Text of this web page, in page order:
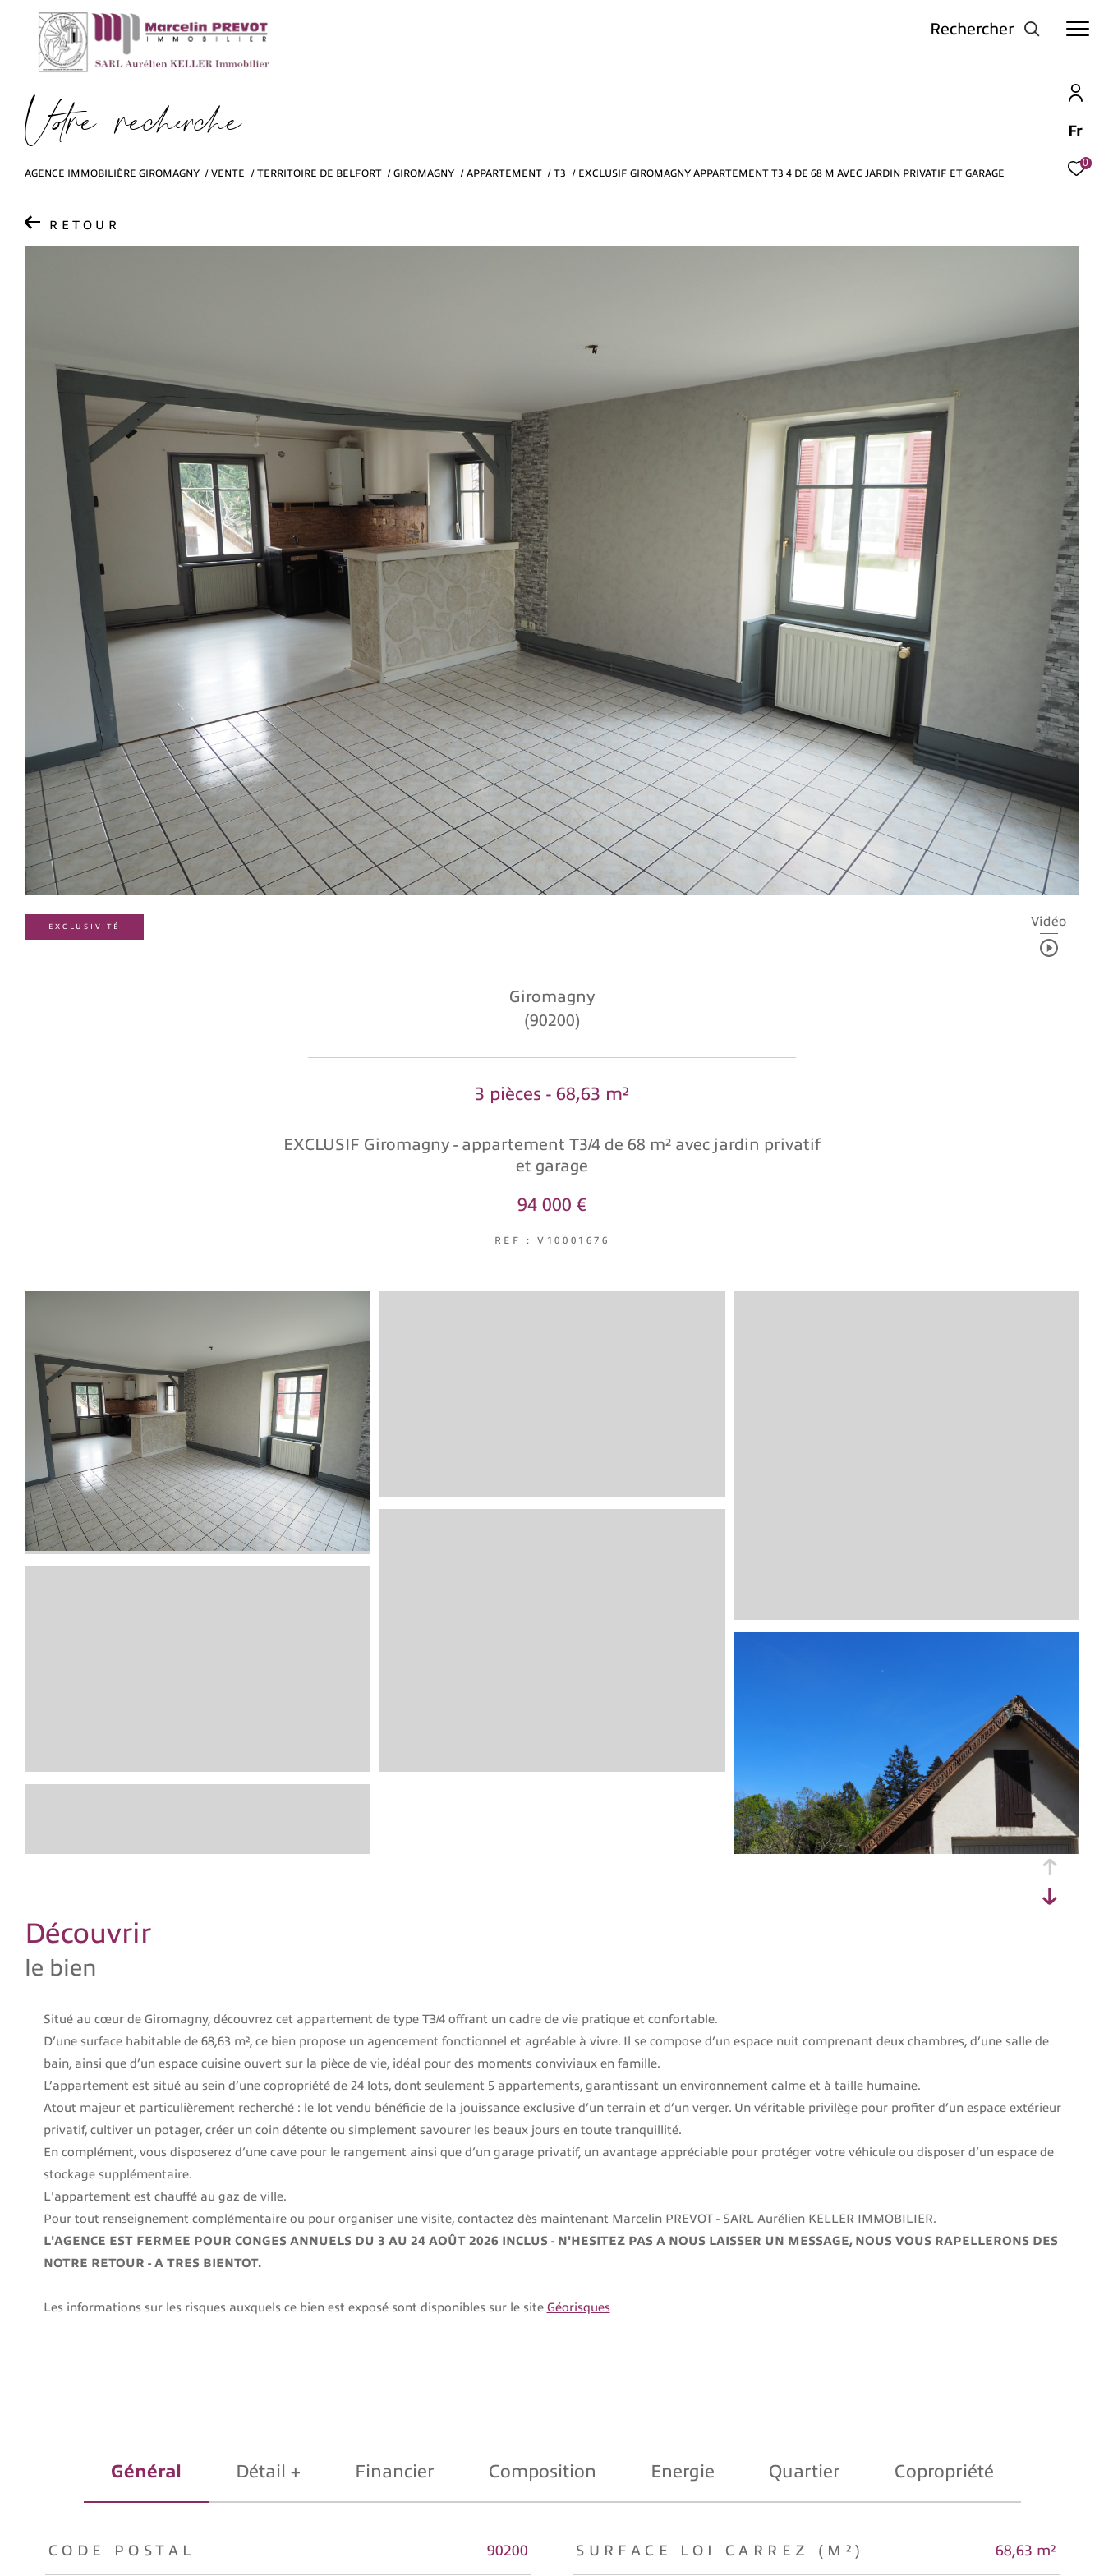
Fr
0
Rechercher
Vore recece
AGENCE IMMOBILIÈRE GIROMAGNY VENTE TERRITOIRE DE BELFORT GIROMAGNY APPARTEMENT T3 EXCLUSIF GIROMAGNY APPARTEMENT T3 4 DE 68 M AVEC JARDIN PRIVATIF ET GARAGE
RETOUR
EXCLUSIVITÉ Vidéo
Giromagny
(90200)
3 pièces - 68,63 m²
EXCLUSIF Giromagny - appartement T3/4 de 68 m² avec jardin privatif
et garage
94 000 €
REF : V10001676
découvrir
le bien
Situé au cœur de Giromagny, découvrez cet appartement de type T3/4 offrant un cadre de vie pratique et confortable.
D’une surface habitable de 68,63 m², ce bien propose un agencement fonctionnel et agréable à vivre. Il se compose d’un espace nuit comprenant deux chambres, d’une salle de
bain, ainsi que d’un espace cuisine ouvert sur la pièce de vie, idéal pour des moments conviviaux en famille.
L’appartement est situé au sein d’une copropriété de 24 lots, dont seulement 5 appartements, garantissant un environnement calme et à taille humaine.
Atout majeur et particulièrement recherché : le lot vendu bénéficie de la jouissance exclusive d’un terrain et d’un verger. Un véritable privilège pour profiter d’un espace extérieur
privatif, cultiver un potager, créer un coin détente ou simplement savourer les beaux jours en toute tranquillité.
En complément, vous disposerez d’une cave pour le rangement ainsi que d’un garage privatif, un avantage appréciable pour protéger votre véhicule ou disposer d’un espace de
stockage supplémentaire.
L'appartement est chauffé au gaz de ville.
Pour tout renseignement complémentaire ou pour organiser une visite, contactez dès maintenant Marcelin PREVOT - SARL Aurélien KELLER IMMOBILIER.
L'AGENCE EST FERMEE POUR CONGES ANNUELS DU 3 AU 24 AOÛT 2026 INCLUS - N'HESITEZ PAS A NOUS LAISSER UN MESSAGE, NOUS VOUS RAPELLERONS DES
NOTRE RETOUR - A TRES BIENTOT.
Les informations sur les risques auxquels ce bien est exposé sont disponibles sur le site Géorisques
Général Détail + Financier Composition Energie Quartier Copropriété
TRAD_ZEPHYR_Caracteristique
CODE POSTAL 90200 SURFACE LOI CARREZ (M²) 68,63 m²